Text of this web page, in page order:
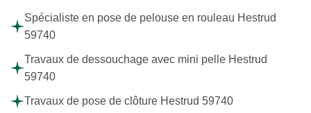
Spécialiste en pose de pelouse en rouleau Hestrud
59740
Travaux de dessouchage avec mini pelle Hestrud
59740
Travaux de pose de clôture Hestrud 59740